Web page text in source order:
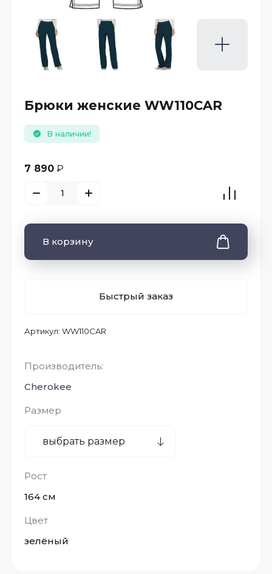
Брюки женские WW110CAR
Артикул: WW110CAR
В наличии!
7 890 ₽
В корзину
Быстрый заказ
Производитель:
Cherokee
Размер
Рост
164 см
Цвет
зелёный